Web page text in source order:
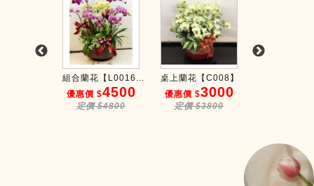
組合蘭花【L0016...
優惠價 $4500
定價 $4800
桌上蘭花【C008】
優惠價 $3000
定價 $3800